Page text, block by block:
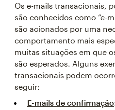
Os e-mails transacionais,
são conhecidos como “e-
são acionados por uma
comportamento mais
muitas situações em que
são esperados. Alguns
transacionais podem
seguir:
E-mails de confirmação